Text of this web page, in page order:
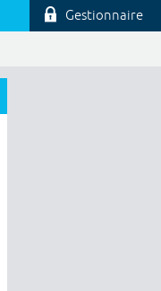
Gestionnaire